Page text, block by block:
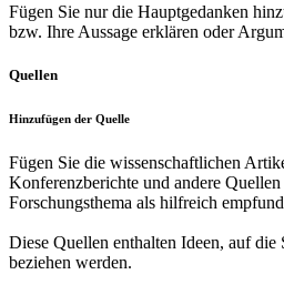
Fügen Sie nur die Hauptgedanken
bzw. Ihre Aussage erklären oder
Quellen
Hinzufügen der Quelle
Fügen Sie die wissenschaftlichen
Konferenzberichte und andere
Forschungsthema als hilfreich
Diese Quellen enthalten Ideen, auf
beziehen werden.